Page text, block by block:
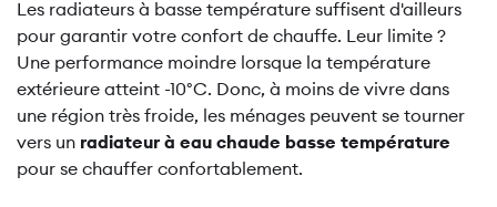
Les radiateurs à basse température suffisent d'ailleurs
pour garantir votre confort de chauffe. Leur limite ?
Une performance moindre lorsque la température
extérieure atteint -10°C. Donc, à moins de vivre dans
une région très froide, les ménages peuvent se tourner
vers un radiateur à eau chaude basse température
pour se chauffer confortablement.